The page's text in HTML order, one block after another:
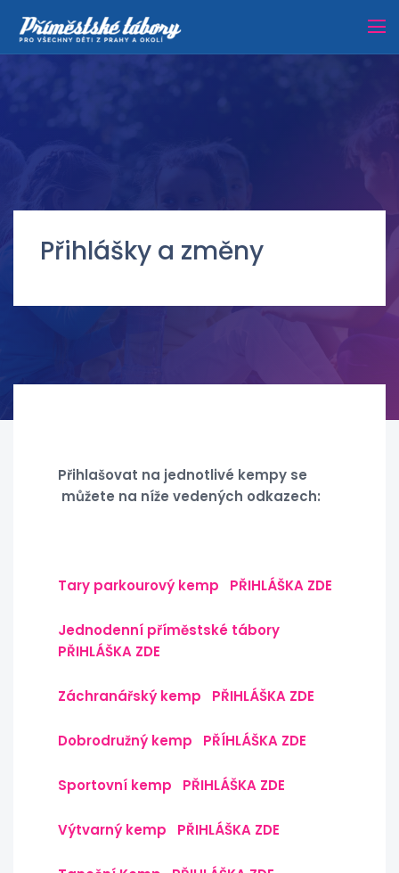
Přihlášky a změny
Přihlašovat na jednotlivé kempy se
můžete na níže vedených odkazech:
Tary parkourový kemp PŘIHLÁŠKA ZDE
Jednodenní příměstské tábory
PŘIHLÁŠKA ZDE
Záchranářský kemp PŘIHLÁŠKA ZDE
Dobrodružný kemp PŘÍHLÁŠKA ZDE
Sportovní kemp PŘIHLÁŠKA ZDE
Výtvarný kemp PŘIHLÁŠKA ZDE